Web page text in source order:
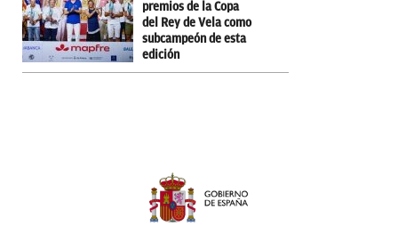
premios de la Copa
del Rey de Vela como
subcampeón de esta
edición